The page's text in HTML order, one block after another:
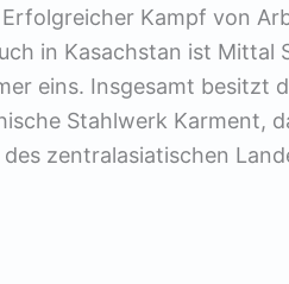
Erfolgreicher Kampf von
in Kasachstan ist Mittal
eins. Insgesamt besitzt
Stahlwerk Karment,
zentralasiatischen